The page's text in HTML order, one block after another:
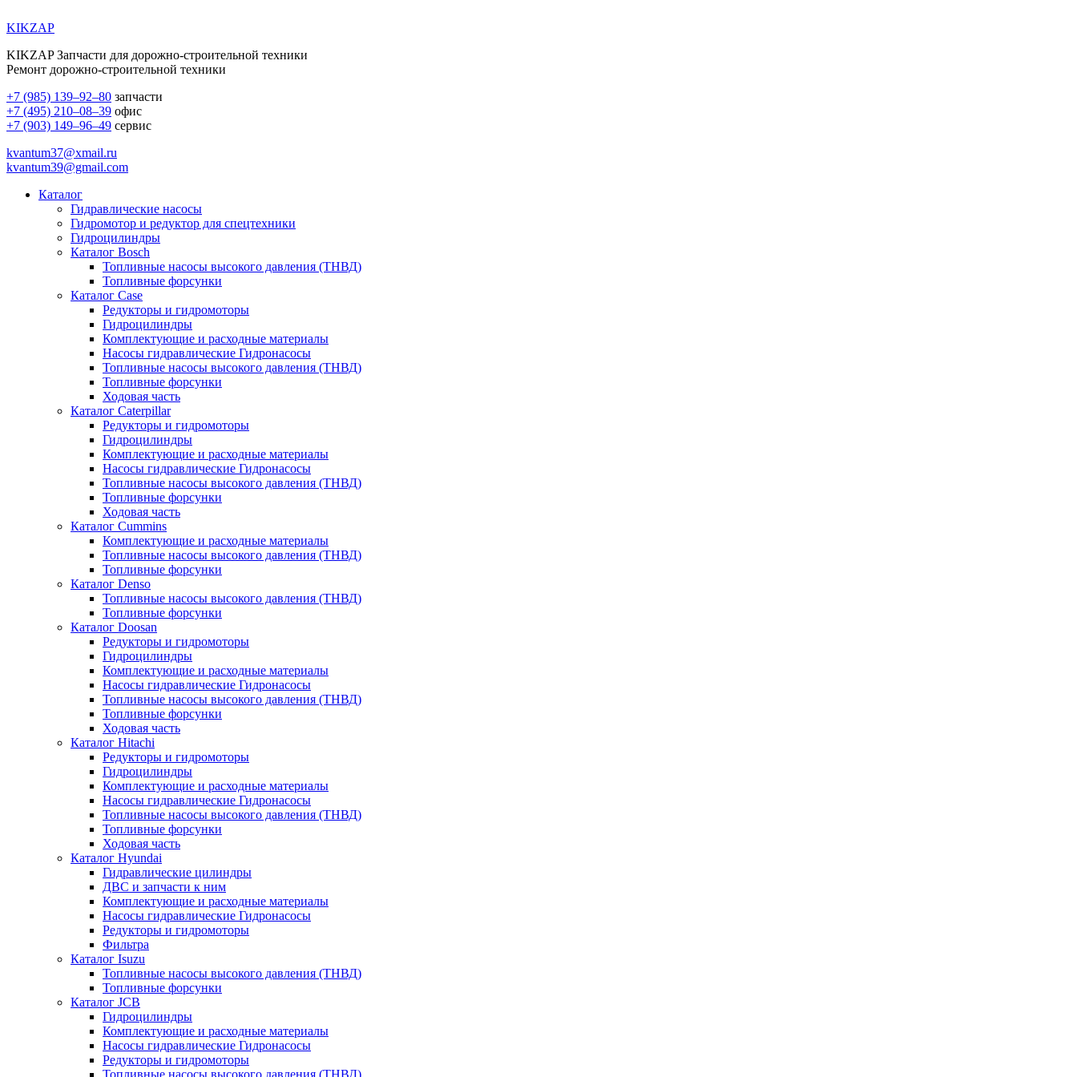
KIKZAP
KIKZAP Запчасти для дорожно-строительной техники
Ремонт дорожно-строительной техники
+7 (985) 139–92–80 запчасти
+7 (495) 210–08–39 офис
+7 (903) 149–96–49 сервис
kvantum37@xmail.ru
kvantum39@gmail.com
Каталог
Гидравлические насосы
Гидромотор и редуктор для спецтехники
Гидроцилиндры
Каталог Bosch
Топливные насосы высокого давления (ТНВД)
Топливные форсунки
Каталог Case
Редукторы и гидромоторы
Гидроцилиндры
Комплектующие и расходные материалы
Насосы гидравлические Гидронасосы
Топливные насосы высокого давления (ТНВД)
Топливные форсунки
Ходовая часть
Каталог Caterpillar
Редукторы и гидромоторы
Гидроцилиндры
Комплектующие и расходные материалы
Насосы гидравлические Гидронасосы
Топливные насосы высокого давления (ТНВД)
Топливные форсунки
Ходовая часть
Каталог Cummins
Комплектующие и расходные материалы
Топливные насосы высокого давления (ТНВД)
Топливные форсунки
Каталог Denso
Топливные насосы высокого давления (ТНВД)
Топливные форсунки
Каталог Doosan
Редукторы и гидромоторы
Гидроцилиндры
Комплектующие и расходные материалы
Насосы гидравлические Гидронасосы
Топливные насосы высокого давления (ТНВД)
Топливные форсунки
Ходовая часть
Каталог Hitachi
Редукторы и гидромоторы
Гидроцилиндры
Комплектующие и расходные материалы
Насосы гидравлические Гидронасосы
Топливные насосы высокого давления (ТНВД)
Топливные форсунки
Ходовая часть
Каталог Hyundai
Гидравлические цилиндры
ДВС и запчасти к ним
Комплектующие и расходные материалы
Насосы гидравлические Гидронасосы
Редукторы и гидромоторы
Фильтра
Каталог Isuzu
Топливные насосы высокого давления (ТНВД)
Топливные форсунки
Каталог JCB
Гидроцилиндры
Комплектующие и расходные материалы
Насосы гидравлические Гидронасосы
Редукторы и гидромоторы
Топливные насосы высокого давления (ТНВД)